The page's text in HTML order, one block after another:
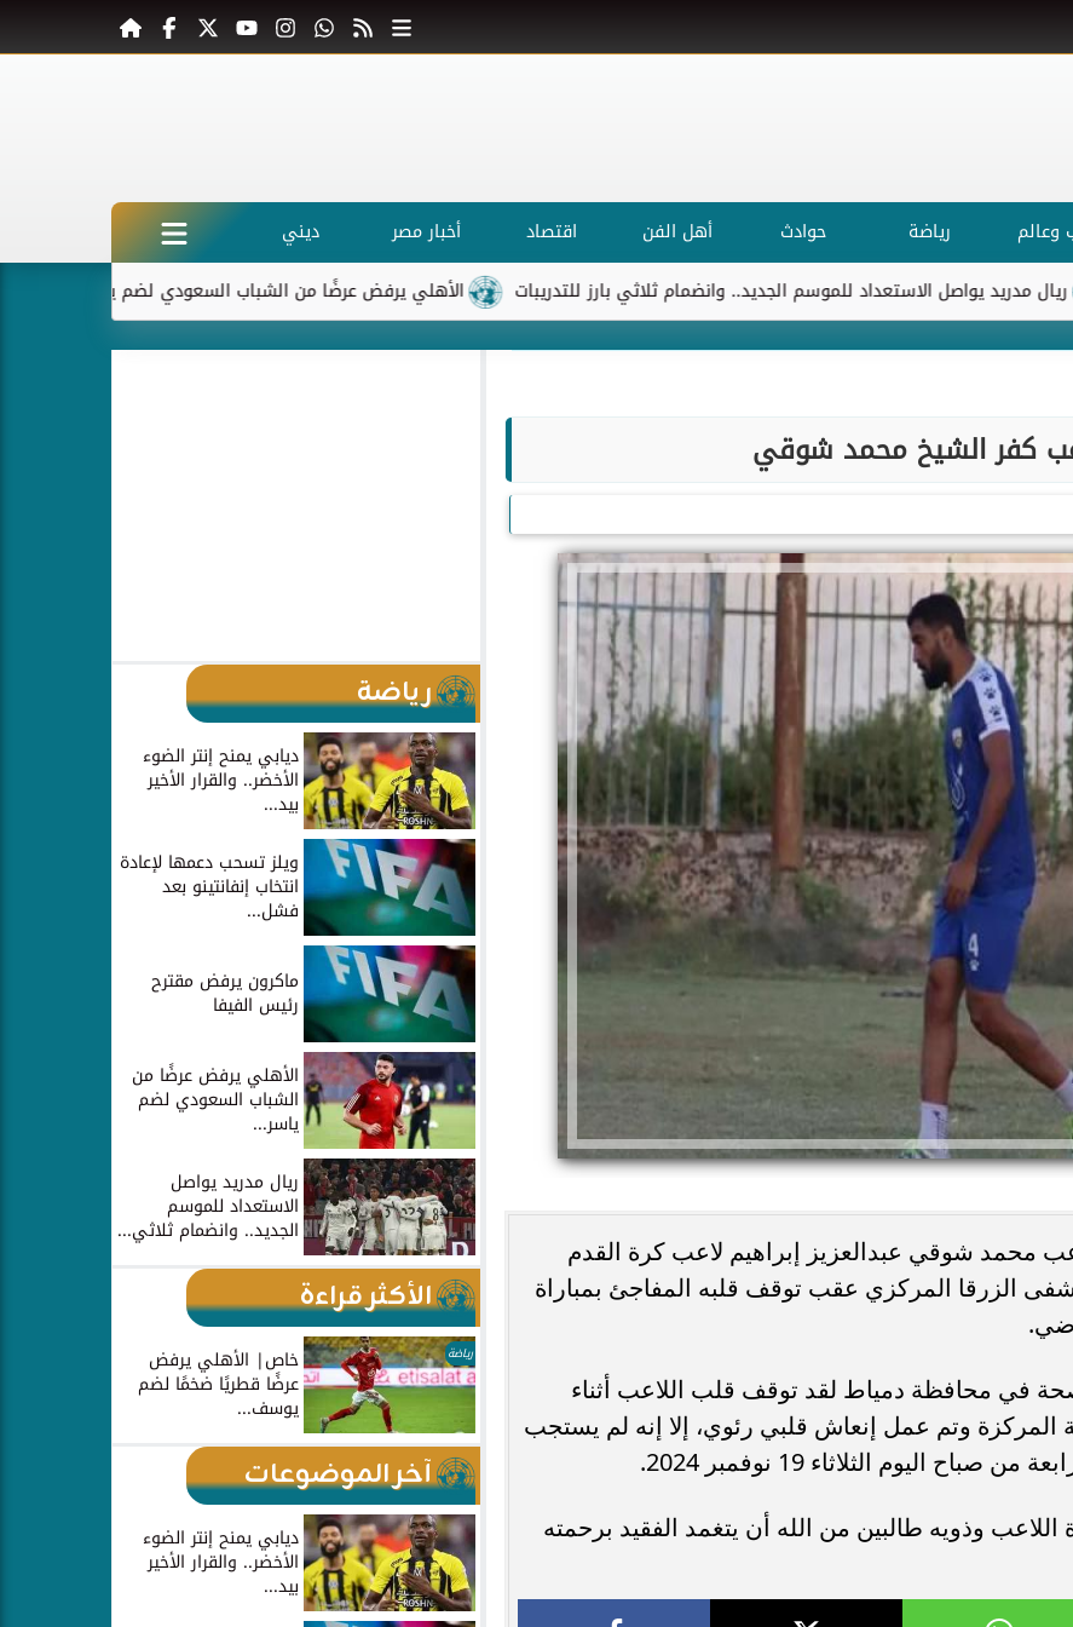
وعالم رياضة حوادث أهل الفن اقتصاد أخبار مصر
ديني
الأهلي يرفض عرضًا من الشباب السعودي لضم ياسر إبراهيم يواصل الاستعداد للموسم الجديد.. وانضمام ثلاثي بارز للتدريبات
كفر الشيخ محمد شوقي
محمد شوقي عبدالعزيز إبراهيم لاعب كرة القدم
الزرقا المركزي عقب توقف قلبه المفاجئ بمباراة
في محافظة دمياط لقد توقف قلب اللاعب أثناء
المركزة وتم عمل إنعاش قلبي رئوي، إلا إنه لم يستجب
اليوم الثلاثاء 19 نوفمبر 2024.
وذويه طالبين من الله أن يتغمد الفقيد برحمته
رياضة
ديابي يمنح إنتر الضوء
الأخضر.. والقرار الأخير
بيد...
ويلز تسحب دعمها لإعادة
انتخاب إنفانتينو بعد
فشل...
ماكرون يرفض مقترح
رئيس الفيفا
الأهلي يرفض عرضًا من
الشباب السعودي لضم
ياسر...
ريال مدريد يواصل
الاستعداد للموسم
الجديد.. وانضمام ثلاثي...
الأكثر قراءة
رياضة خاص| الأهلي يرفض
عرضًا قطريًا ضخمًا لضم
يوسف...
آخر الموضوعات
ديابي يمنح إنتر الضوء
الأخضر.. والقرار الأخير
بيد...